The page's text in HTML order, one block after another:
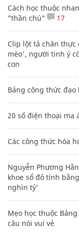
Cách học thuộc
"thần chú"
17
Clip lột tả chân
mèo', người tinh ý
con
Bảng công thức
20 số điện thoại ma
Các công thức hóa
Nguyễn Phương
khoe sổ đỏ tính
nghìn tỷ'
Mẹo học thuộc
câu nói vui vẻ